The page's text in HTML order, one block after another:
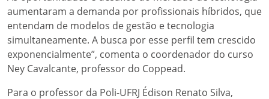
aumentaram a demanda por profissionais híbridos, que
entendam de modelos de gestão e tecnologia
simultaneamente. A busca por esse perfil tem crescido
exponencialmente”, comenta o coordenador do curso
Ney Cavalcante, professor do Coppead.
Para o professor da Poli-UFRJ Édison Renato Silva,